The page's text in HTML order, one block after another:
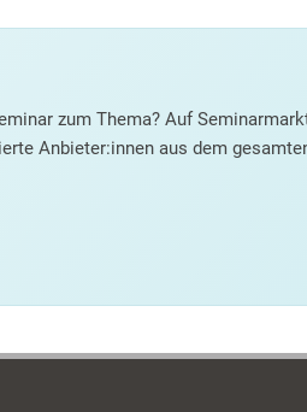
zum Thema? Auf
Anbieter:innen aus dem